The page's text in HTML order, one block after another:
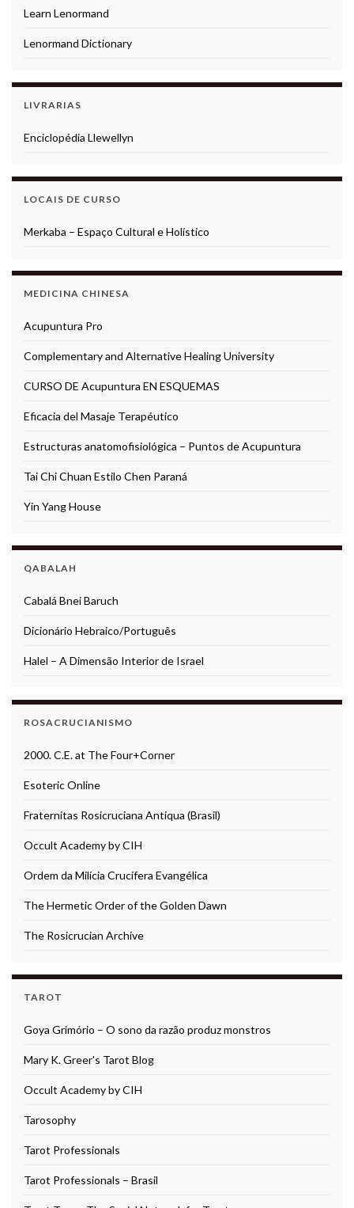
Learn Lenormand
Lenormand Dictionary
LIVRARIAS
Enciclopédia Llewellyn
LOCAIS DE CURSO
Merkaba – Espaço Cultural e Holístico
MEDICINA CHINESA
Acupuntura Pro
Complementary and Alternative Healing University
CURSO DE Acupuntura EN ESQUEMAS
Eficacia del Masaje Terapéutico
Estructuras anatomofisiológica – Puntos de Acupuntura
Tai Chi Chuan Estilo Chen Paraná
Yin Yang House
QABALAH
Cabalá Bnei Baruch
Dicionário Hebraico/Português
Halel – A Dimensão Interior de Israel
ROSACRUCIANISMO
2000. C.E. at The Four+Corner
Esoteric Online
Fraternitas Rosicruciana Antiqua (Brasil)
Occult Academy by CIH
Ordem da Milícia Crucífera Evangélica
The Hermetic Order of the Golden Dawn
The Rosicrucian Archive
TAROT
Goya Grimório – O sono da razão produz monstros
Mary K. Greer's Tarot Blog
Occult Academy by CIH
Tarosophy
Tarot Professionals
Tarot Professionals – Brasil